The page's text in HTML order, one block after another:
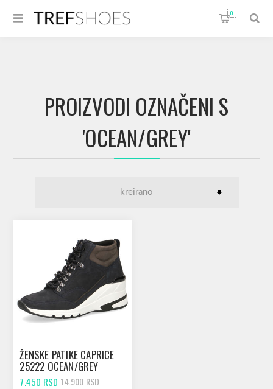
0
PROIZVODI OZNAČENI S
'OCEAN/GREY'
ŽENSKE PATIKE CAPRICE
25222 OCEAN/GREY
7.450 RSD 14.900 RSD